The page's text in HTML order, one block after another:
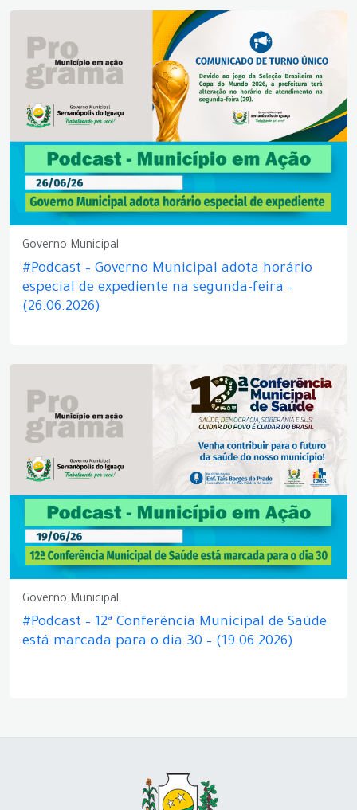
Governo Municipal
#Podcast – Governo Municipal adota horário
especial de expediente na segunda-feira –
(26.06.2026)
Governo Municipal
#Podcast – 12ª Conferência Municipal de Saúde
está marcada para o dia 30 – (19.06.2026)